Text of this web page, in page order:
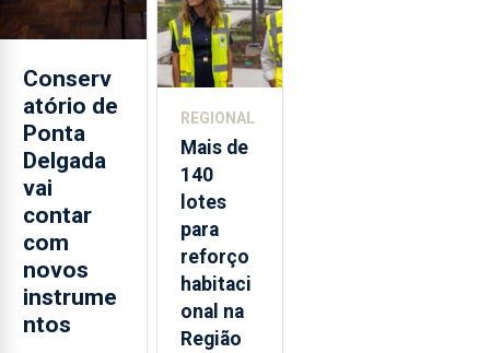
Conserv
atório de
Ponta
Delgada
vai
contar
com
novos
instrume
ntos
REGIONAL
Mais de
140
lotes
para
reforço
habitaci
onal na
Região